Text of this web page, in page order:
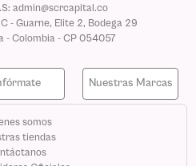
admin@scrcapital.co
- Guarne, Elite 2, Bodega 29
- Colombia - CP 054057
Nuestras Marcas
somos
tiendas